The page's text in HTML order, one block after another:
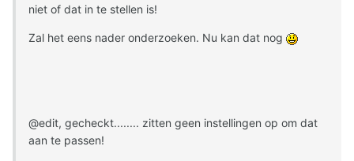
niet of dat in te stellen is!
Zal het eens nader onderzoeken. Nu kan dat nog
@edit, gecheckt........ zitten geen instellingen op om dat
aan te passen!